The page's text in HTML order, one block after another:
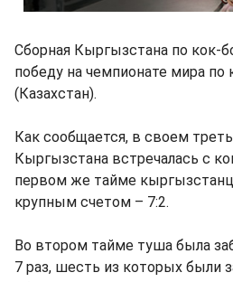
Сборная Кыргызстана по кок-
победу на чемпионате мира по
(Казахстан).
Как сообщается, в своем
Кыргызстана встречалась с
первом же тайме
крупным счетом – 7:2.
Во втором тайме туша была
7 раз, шесть из которых были